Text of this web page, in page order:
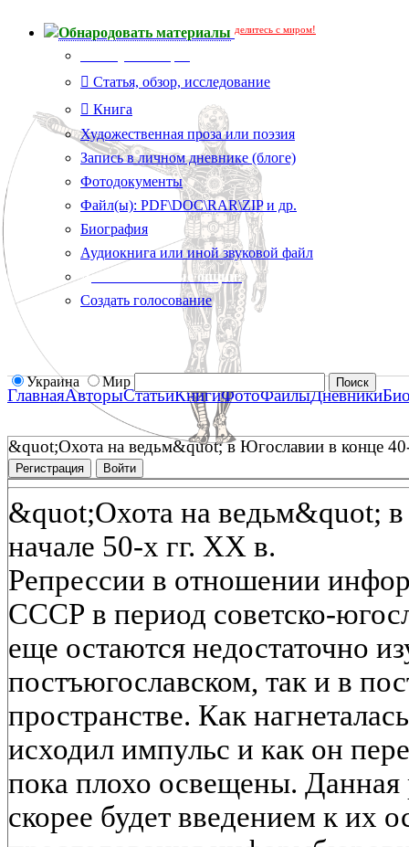
Обнародовать материалы делитесь с миром!
Статья, обзор, исследование
Книга
Художественная проза или поэзия
Запись в личном дневнике (блоге)
Фотодокументы
Файл(ы): PDF\DOC\RAR\ZIP и др.
Биография
Аудиокнига или иной звуковой файл
Дополнительные опции:
Создать голосование
Украина Мир
ГлавнаяАвторыСтатьиКнигиФотоФайлыДневники
&quot;Охота на ведьм&quot; в Югославии в конце
Регистрация Войти
&quot;Охота на ведьм&quot;
начале 50-х гг. XX в.
Репрессии в отношении
СССР в период советско-
еще остаются недостаточно
постъюгославском, так и в
пространстве. Как
исходил импульс и как он
пока плохо освещены. Данная
скорее будет введением к